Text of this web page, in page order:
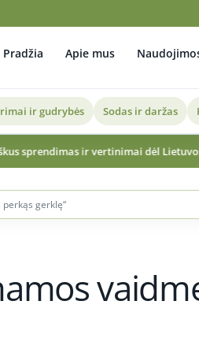
Pradžia Apie mus
ir gudrybės Sodas ir daržas
dėl Lietuvos politinės ateities
gerklę“